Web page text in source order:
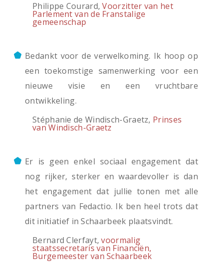
Philippe Courard,Voorzitter van het
Parlement van de Franstalige
gemeenschap
Bedankt voor de verwelkoming. Ik hoop op
een toekomstige samenwerking voor een
nieuwe visie en een vruchtbare
ontwikkeling.
Stéphanie de Windisch-Graetz, Prinses
van Windisch-Graetz
Er is geen enkel sociaal engagement dat
nog rijker, sterker en waardevoller is dan
het engagement dat jullie tonen met alle
partners van Fedactio. Ik ben heel trots dat
dit initiatief in Schaarbeek plaatsvindt.
Bernard Clerfayt,voormalig
staatssecretaris van Financiën,
Burgemeester van Schaarbeek